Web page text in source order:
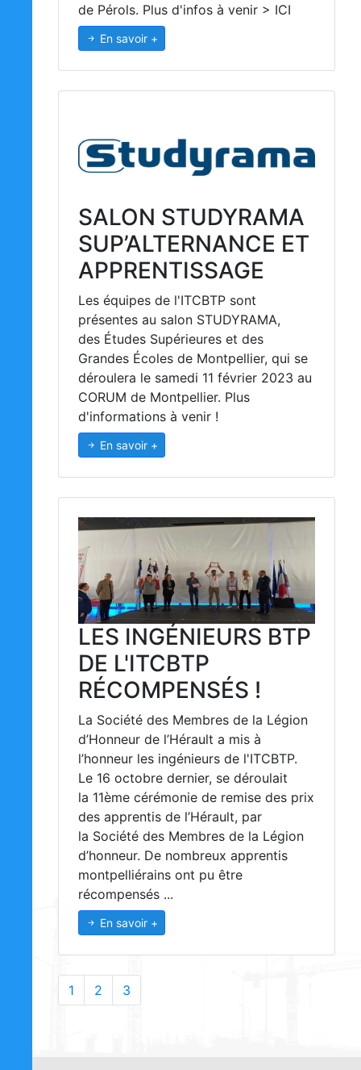
de Pérols. Plus d'infos à venir > ICI
En savoir +
SALON STUDYRAMA
SUP’ALTERNANCE ET
APPRENTISSAGE
Les équipes de l'ITCBTP sont
présentes au salon STUDYRAMA,
des Études Supérieures et des
Grandes Écoles de Montpellier, qui se
déroulera le samedi 11 février 2023 au
CORUM de Montpellier. Plus
d'informations à venir !
En savoir +
LES INGÉNIEURS BTP
DE L'ITCBTP
RÉCOMPENSÉS !
La Société des Membres de la Légion
d’Honneur de l’Hérault a mis à
l’honneur les ingénieurs de l'ITCBTP.
Le 16 octobre dernier, se déroulait
la 11ème cérémonie de remise des prix
des apprentis de l’Hérault, par
la Société des Membres de la Légion
d’honneur. De nombreux apprentis
montpelliérains ont pu être
récompensés ...
En savoir +
1 2 3